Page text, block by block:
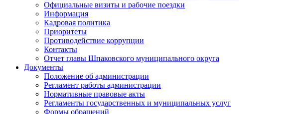
Официальные визиты и рабочие поездки
Информация
Кадровая политика
Приоритеты
Противодействие коррупции
Контакты
Отчет главы Шпаковского муниципального округа
Документы
Положение об администрации
Регламент работы администрации
Нормативные правовые акты
Регламенты государственных и муниципальных услуг
Формы обращений